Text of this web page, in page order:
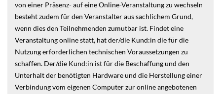
von einer Präsenz- auf eine Online-Veranstaltung zu wechseln
besteht zudem für den Veranstalter aus sachlichem Grund,
wenn dies den Teilnehmenden zumutbar ist. Findet eine
Veranstaltung online statt, hat der/die Kund:in die für die
Nutzung erforderlichen technischen Voraussetzungen zu
schaffen. Der/die Kund:in ist für die Beschaffung und den
Unterhalt der benötigten Hardware und die Herstellung einer
Verbindung vom eigenen Computer zur online angebotenen